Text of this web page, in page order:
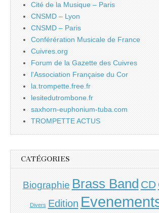
Cité de la Musique – Paris
CNSMD – Lyon
CNSMD – Paris
Conférération Musicale de France
Cuivres.org
Forum de la Gazette des Cuivres
l'Association Française du Cor
la.trompette.free.fr
lesitedutrombone.fr
saxhorn-euphonium-tuba.com
TROMPETTE ACTUS
CATÉGORIES
Biographie Brass Band CD
Divers Edition